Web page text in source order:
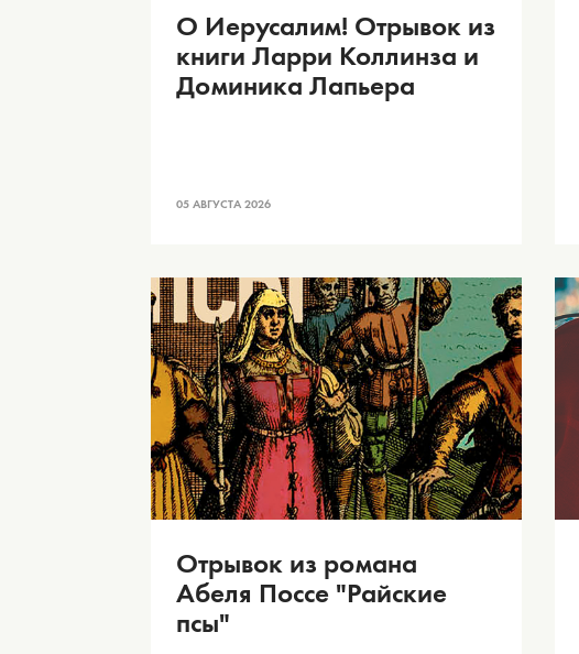
О Иерусалим! Отрывок из
книги Ларри Коллинза и
Доминика Лапьера
05 АВГУСТА 2026
Отрывок из романа
Абеля Поссе "Райские
псы"